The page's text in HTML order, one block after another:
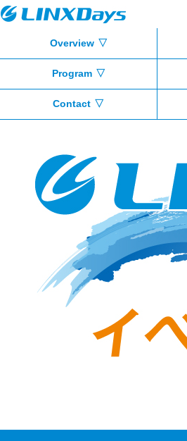
Overview
Program
Contact